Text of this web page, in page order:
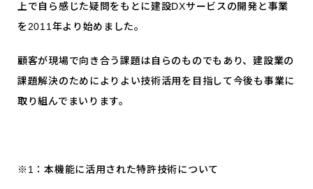
上で自ら感じた疑問をもとに建設DXサービスの開発と事業
を2011年より始めました。
顧客が現場で向き合う課題は自らのものでもあり、建設業の
課題解決のためによりよい技術活用を目指して今後も事業に
取り組んでまいります。
※1：本機能に活用された特許技術について